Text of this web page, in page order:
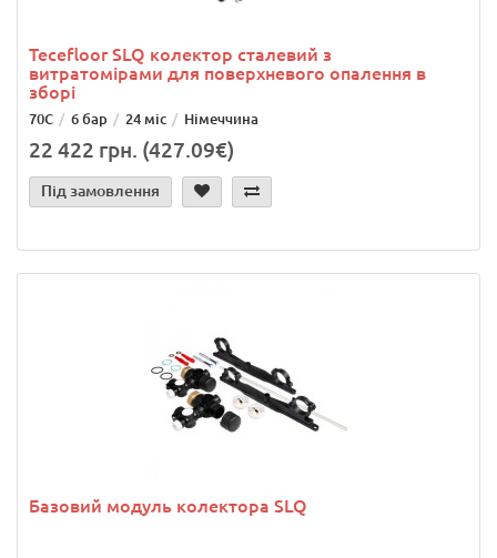
Tecefloor SLQ колектор сталевий з
витратомірами для поверхневого опалення в
зборі
70С 6 бар 24 міс Німеччина
22 422 грн. (427.09€)
Під замовлення
Базовий модуль колектора SLQ